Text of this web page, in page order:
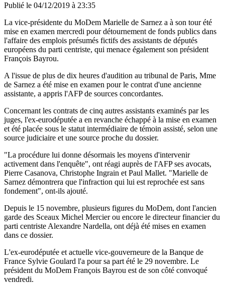
Publié le 04/12/2019 à 23:35
La vice-présidente du MoDem Marielle de Sarnez a à son tour été
mise en examen mercredi pour détournement de fonds publics dans
l'affaire des emplois présumés fictifs des assistants de députés
européens du parti centriste, qui menace également son président
François Bayrou.
A l'issue de plus de dix heures d'audition au tribunal de Paris, Mme
de Sarnez a été mise en examen pour le contrat d'une ancienne
assistante, a appris l'AFP de sources concordantes.
Concernant les contrats de cinq autres assistants examinés par les
juges, l'ex-eurodéputée a en revanche échappé à la mise en examen
et été placée sous le statut intermédiaire de témoin assisté, selon une
source judiciaire et une source proche du dossier.
"La procédure lui donne désormais les moyens d'intervenir
activement dans l'enquête", ont réagi auprès de l'AFP ses avocats,
Pierre Casanova, Christophe Ingrain et Paul Mallet. "Marielle de
Sarnez démontrera que l'infraction qui lui est reprochée est sans
fondement", ont-ils ajouté.
Depuis le 15 novembre, plusieurs figures du MoDem, dont l'ancien
garde des Sceaux Michel Mercier ou encore le directeur financier du
parti centriste Alexandre Nardella, ont déjà été mises en examen
dans ce dossier.
L'ex-eurodéputée et actuelle vice-gouverneure de la Banque de
France Sylvie Goulard l'a pour sa part été le 29 novembre. Le
président du MoDem François Bayrou est de son côté convoqué
vendredi.